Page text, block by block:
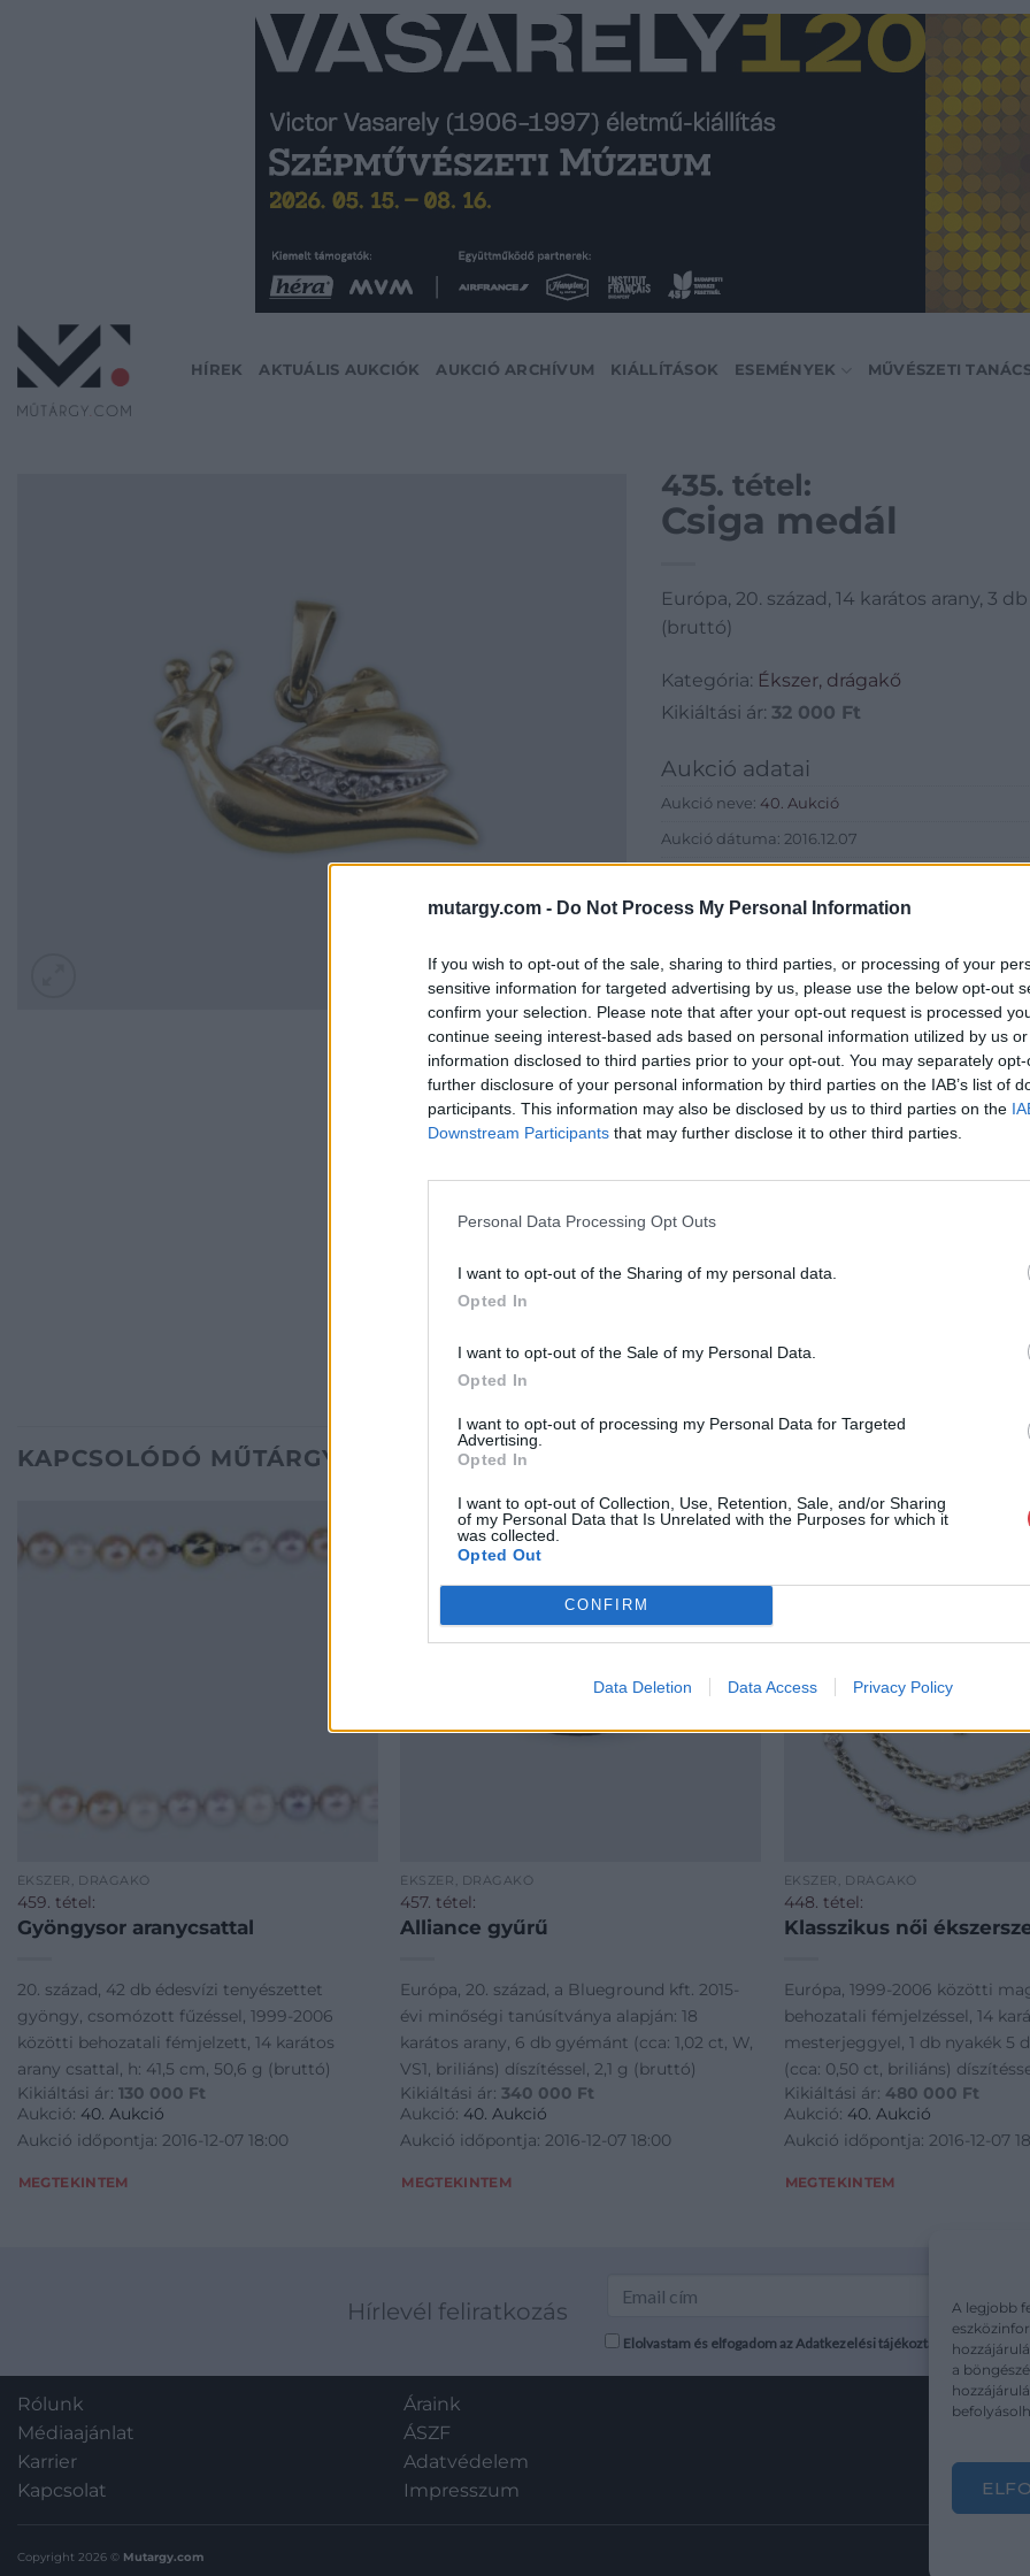
mutargy.com - Do Not Process My Personal Information
If you wish to opt-out of the sale, sharing to third parties, or processing of your
sensitive information for targeted advertising by us, please use the below opt-out
confirm your selection. Please note that after your opt-out request is processed
continue seeing interest-based ads based on personal information utilized by us
information disclosed to third parties prior to your opt-out. You may separately
further disclosure of your personal information by third parties on the IAB’s list of
participants. This information may also be disclosed by us to third parties on the
Downstream Participants that may further disclose it to other third parties.
Personal Data Processing Opt Outs
I want to opt-out of the Sharing of my personal data.
Opted In
I want to opt-out of the Sale of my Personal Data.
Opted In
I want to opt-out of processing my Personal Data for Targeted
Advertising.
Opted In
I want to opt-out of Collection, Use, Retention, Sale, and/or Sharing
of my Personal Data that Is Unrelated with the Purposes for which it
was collected.
Opted Out
CONFIRM
Data Deletion Data Access Privacy Policy
A legjobb
a
HÍREK AKTUÁLIS AUKCIÓK AUKCIÓ ARCHÍVUM KIÁLLÍTÁSOK ESEMÉNYEK MŰVÉSZETI
435. tétel:
Csiga medál
Európa, 20. század, 14 karátos arany, 3
(bruttó)
Kategória: Ékszer, drágakő
Kikiáltási ár: 32 000 Ft
Aukció adatai
Aukció neve: 40. Aukció
Aukció dátuma: 2016.12.07
Aukció helye: 1055 Budapest, Falk Miksa utca 24-
Eladó adatai
Eladó:
Cím: Törő
Biksady
1055,
KAPCSOLÓDÓ MŰTÁRGYAK
ÉKSZER, DRÁGAKŐ
459. tétel:
Gyöngysor aranycsattal
20. század, 42 db édesvízi tenyészettet
gyöngy, csomózott fűzéssel, 1999-2006
közötti behozatali fémjelzett, 14 karátos
arany csattal, h: 41,5 cm, 50,6 g (bruttó)
Kikiáltási ár: 130 000 Ft
Aukció: 40. Aukció
Aukció időpontja: 2016-12-07 18:00
MEGTEKINTEM
ÉKSZER, DRÁGAKŐ
457. tétel:
Alliance gyűrű
Európa, 20. század, a Blueground kft. 2015-
évi minőségi tanúsítványa alapján: 18
karátos arany, 6 db gyémánt (cca: 1,02 ct, W,
VS1, briliáns) díszítéssel, 2,1 g (bruttó)
Kikiáltási ár:340 000 Ft
Aukció: 40. Aukció
Aukció időpontja: 2016-12-07 18:00
MEGTEKINTEM
ÉKSZER, DRÁGAKŐ
448. tétel:
Klasszikus női
Európa, 1999-2006 közötti
behozatali fémjelzéssel, 14
mesterjeggyel, 1 db nyakék 5
(cca: 0,50 ct, briliáns)
5 db gyémánt (cca: 0,32 ct,
díszítéssel, 1 db gyűrű 3 db
0,24
Kikiáltási ár: 480 000 Ft
Aukció: 40. Aukció
Aukció időpontja: 2016-12-07
MEGTEKINTEM
Hírlevél feliratkozás
Elolvastam és elfogadom az Adatkezelési tájékoztatót:
Rólunk
Médiaajánlat
Karrier
Kapcsolat
Áraink
ÁSZF
Adatvédelem
Impresszum
Copyright 2026 © Mutargy.com